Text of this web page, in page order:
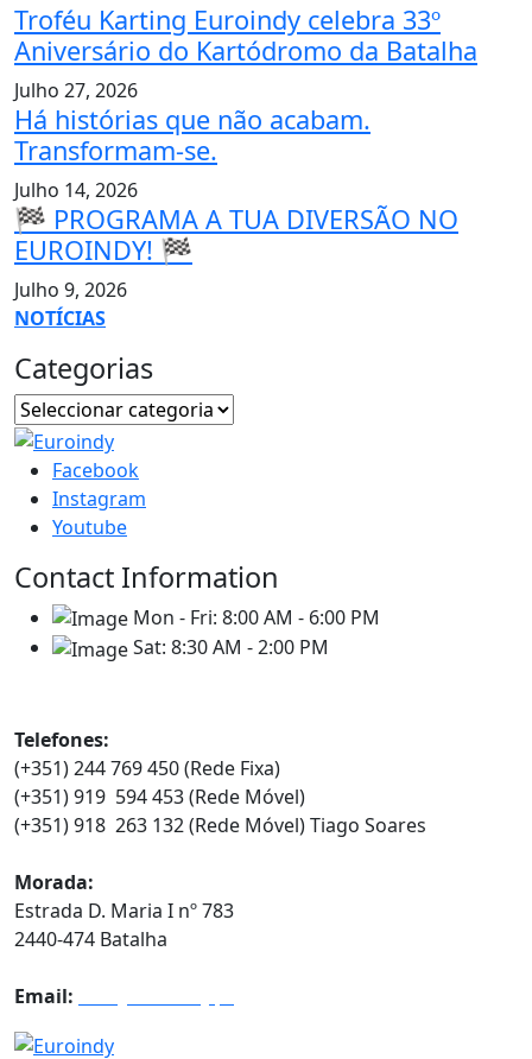
Troféu Karting Euroindy celebra 33º
Aniversário do Kartódromo da Batalha
Julho 27, 2026
Há histórias que não acabam.
Transformam-se.
Julho 14, 2026
🏁 PROGRAMA A TUA DIVERSÃO NO
EUROINDY! 🏁
Julho 9, 2026
NOTÍCIAS
Categorias
Facebook
Instagram
Youtube
Contact Information
Mon - Fri: 8:00 AM - 6:00 PM
Sat: 8:30 AM - 2:00 PM
Telefones:
(+351) 244 769 450 (Rede Fixa)
(+351) 919 594 453 (Rede Móvel)
(+351) 918 263 132 (Rede Móvel) Tiago Soares
Morada:
Estrada D. Maria I nº 783
2440-474 Batalha
Email: